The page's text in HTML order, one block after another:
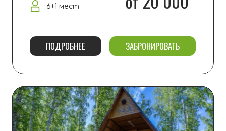
80 м2
ЗАБРОНИРОВАТЬ
ПОДРОБНЕЕ